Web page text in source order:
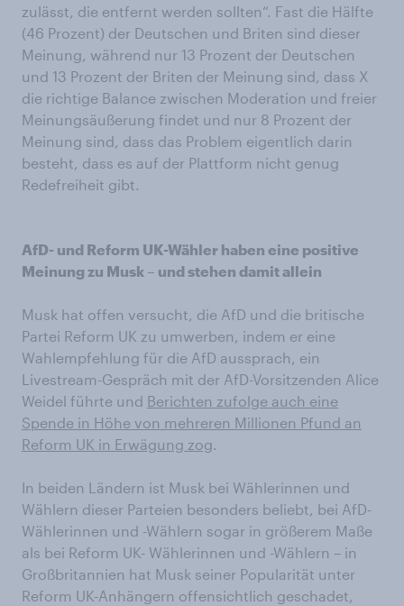
zulässt, die entfernt werden sollten“. Fast die Hälfte
(46 Prozent) der Deutschen und Briten sind dieser
Meinung, während nur 13 Prozent der Deutschen
und 13 Prozent der Briten der Meinung sind, dass X
die richtige Balance zwischen Moderation und freier
Meinungsäußerung findet und nur 8 Prozent der
Meinung sind, dass das Problem eigentlich darin
besteht, dass es auf der Plattform nicht genug
Redefreiheit gibt.
AfD- und Reform UK-Wähler haben eine positive
Meinung zu Musk – und stehen damit allein
Musk hat offen versucht, die AfD und die britische
Partei Reform UK zu umwerben, indem er eine
Wahlempfehlung für die AfD aussprach, ein
Livestream-Gespräch mit der AfD-Vorsitzenden Alice
Weidel führte und Berichten zufolge auch eine
Spende in Höhe von mehreren Millionen Pfund an
Reform UK in Erwägung zog.
In beiden Ländern ist Musk bei Wählerinnen und
Wählern dieser Parteien besonders beliebt, bei AfD-
Wählerinnen und -Wählern sogar in größerem Maße
als bei Reform UK- Wählerinnen und -Wählern – in
Großbritannien hat Musk seiner Popularität unter
Reform UK-Anhängern offensichtlich geschadet,